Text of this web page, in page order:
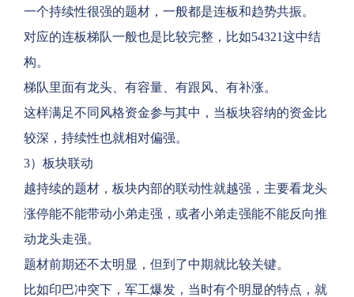
一个持续性很强的题材，一般都是连板和趋势共振。
对应的连板梯队一般也是比较完整，比如54321这中结
构。
梯队里面有龙头、有容量、有跟风、有补涨。
这样满足不同风格资金参与其中，当板块容纳的资金比
较深，持续性也就相对偏强。
3）板块联动
越持续的题材，板块内部的联动性就越强，主要看龙头
涨停能不能带动小弟走强，或者小弟走强能不能反向推
动龙头走强。
题材前期还不太明显，但到了中期就比较关键。
比如印巴冲突下，军工爆发，当时有个明显的特点，就